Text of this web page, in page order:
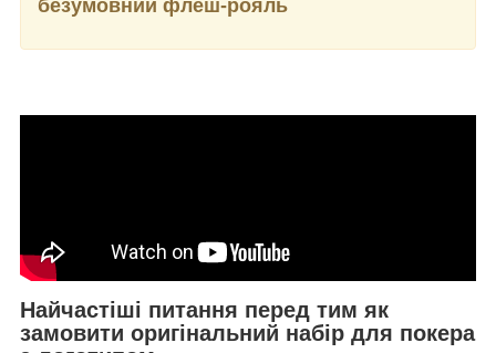
безумовний флеш-рояль
Найчастіші питання перед тим як
замовити оригінальний набір для покера